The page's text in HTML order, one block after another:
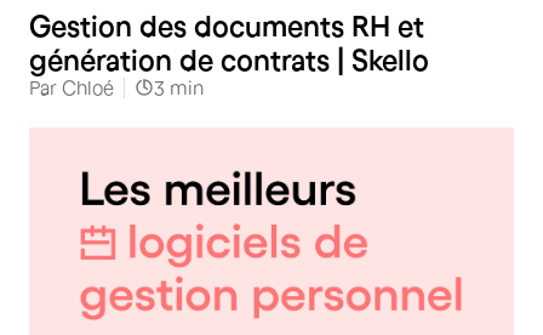
Gestion des documents RH et
génération de contrats | Skello
Par Chloé 3 min